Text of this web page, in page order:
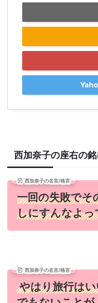
西加奈子の座右の
西加奈子の名言/格言
一回の失敗でそ
しにすんなよ
西加奈子の名言/格言
やはり旅行は